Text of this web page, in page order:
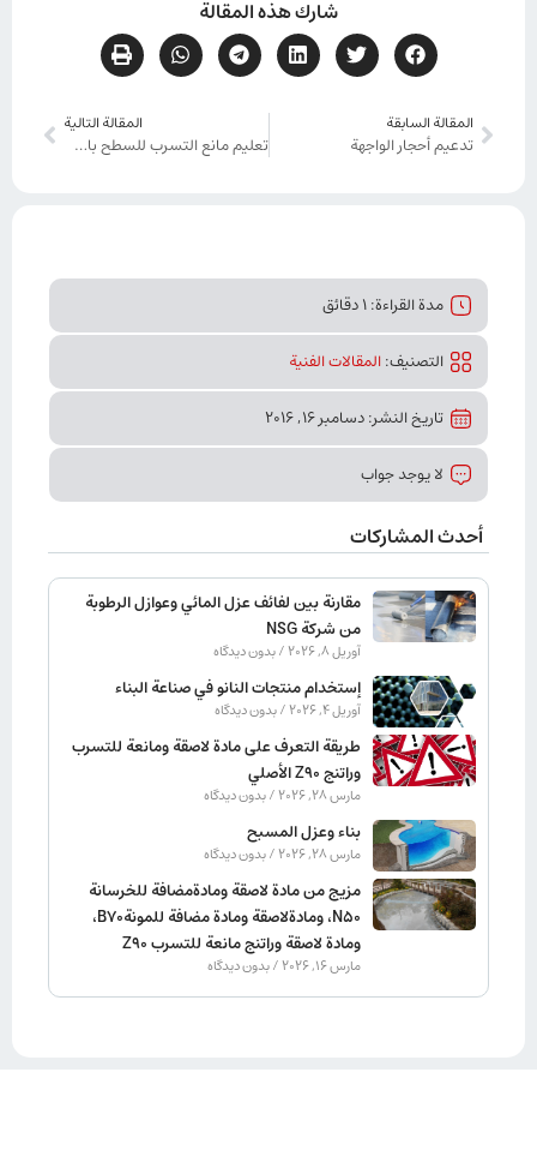
شارك هذه المقالة
المقالة السابقة
تدعيم أحجار الواجهة
المقالة التالية
تعليم مانع التسرب للسطح باستخدام السطح الأسمنتية
مدة القراءة: 1 دقائق
التصنیف:المقالات الفنیة
تاريخ النشر: دسامبر 16, 2016
لا يوجد جواب
أحدث المشاركات
مقارنة بين لفائف عزل المائي وعوازل الرطوبة
من شركة NSG
آوریل 8, 2026 بدون دیدگاه
إستخدام منتجات النانو في صناعة البناء
آوریل 4, 2026 بدون دیدگاه
طريقة التعرف على مادة لاصقة ومانعة للتسرب
وراتنج Z90 الأصلي
مارس 28, 2026 بدون دیدگاه
بناء وعزل المسبح
مارس 28, 2026 بدون دیدگاه
مزيج من مادة لاصقة ومادةمضافة للخرسانة
N50، ومادةلاصقة ومادة مضافة للمونةB70،
ومادة لاصقة وراتنج مانعة للتسرب Z90
مارس 16, 2026 بدون دیدگاه